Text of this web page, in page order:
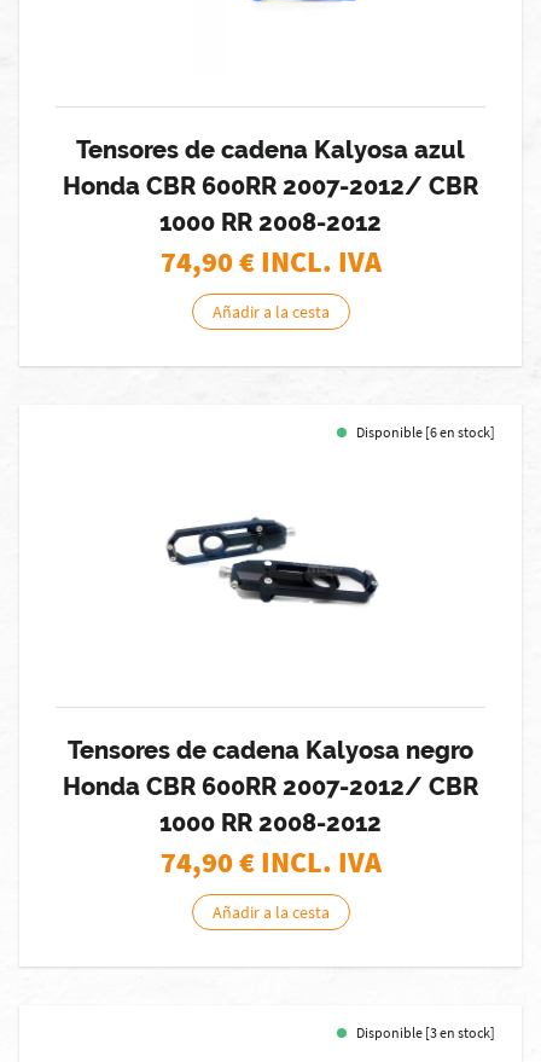
Tensores de cadena Kalyosa azul
Honda CBR 600RR 2007-2012/ CBR
1000 RR 2008-2012
74,90€ INCL. IVA
Añadir a la cesta
Disponible [6 en stock]
Tensores de cadena Kalyosa negro
Honda CBR 600RR 2007-2012/ CBR
1000 RR 2008-2012
74,90€ INCL. IVA
Añadir a la cesta
Disponible [3 en stock]